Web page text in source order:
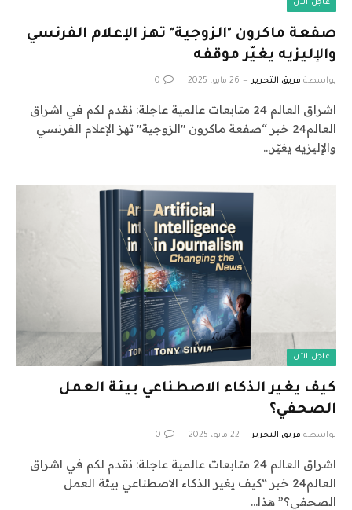
عاجل الآن
صفعة ماكرون "الزوجية" تهز الإعلام الفرنسي
والإليزيه يغيّر موقفه
بواسطة فريق التحرير 26 مايو، 2025 0
اشراق العالم 24 متابعات عالمية عاجلة: نقدم لكم في اشراق
العالم24 خبر “صفعة ماكرون "الزوجية" تهز الإعلام الفرنسي
والإليزيه يغيّر…
عاجل الآن
كيف يغير الذكاء الاصطناعي بيئة العمل
الصحفي؟
بواسطة فريق التحرير 22 مايو، 2025 0
اشراق العالم 24 متابعات عالمية عاجلة: نقدم لكم في اشراق
العالم24 خبر “كيف يغير الذكاء الاصطناعي بيئة العمل
الصحفي؟” هذا…